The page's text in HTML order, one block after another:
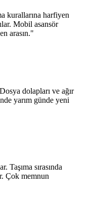
kurallarına harfiyen
Mobil asansör
arasın."
dolapları ve ağır
yarım günde yeni
Taşıma sırasında
Çok memnun